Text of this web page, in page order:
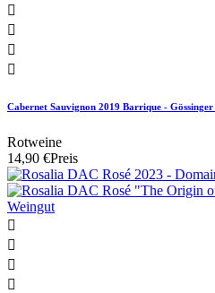




Cabernet Sauvignon 2019 Barrique -
Rotweine
14,90 €Preis



